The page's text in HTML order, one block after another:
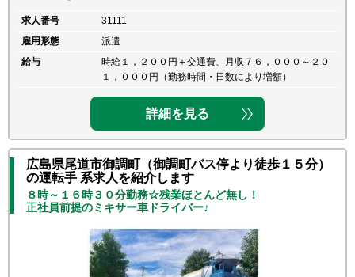
求人番号
31111
雇用形態
派遣
給与
時給１，２００円＋交通費、月収７６，０００～２０
１，０００円（勤務時間・日数により増額）
詳細を見る
広島県尾道市御調町（御調町バス停より徒歩１５分）
の運転手 系求人を紹介します
８時～１６時３０分勤務☆残業ほとんど無し！
正社員前提のミキサー車ドライバー♪